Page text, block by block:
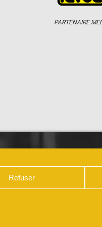
Refuser
PARTENAIRE